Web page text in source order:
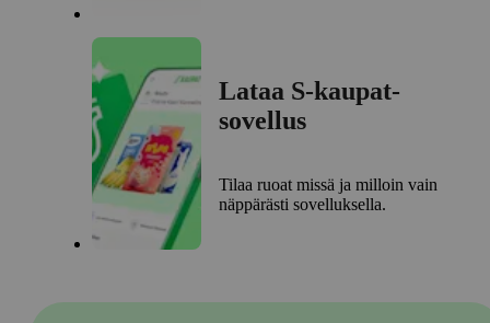
Lataa S-kaupat-
sovellus
Tilaa ruoat missä ja milloin vain
näppärästi sovelluksella.